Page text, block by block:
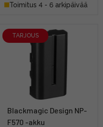
Toimitus 4 - 6 arkipäivää
TARJOUS
Blackmagic Design NP-
F570 -akku